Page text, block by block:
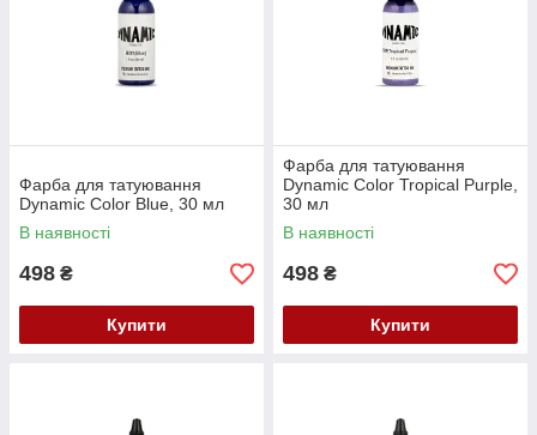
Фарба для татуювання
Dynamic Color Blue, 30 мл
В наявності
498 ₴
Купити
Фарба для татуювання
Dynamic Color Tropical Purple,
30 мл
В наявності
498 ₴
Купити